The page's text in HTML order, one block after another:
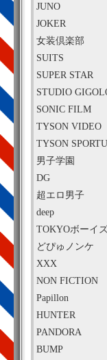
JUNO
JOKER
女装倶楽部
SUITS
SUPER STAR
STUDIO
SONIC FILM
TYSON VIDEO
TYSON
男子学園
DG
超エロ男子
deep
TOKYOボーイ
どぴゅノンケ
XXX
NON FICTION
Papillon
HUNTER
PANDORA
BUMP